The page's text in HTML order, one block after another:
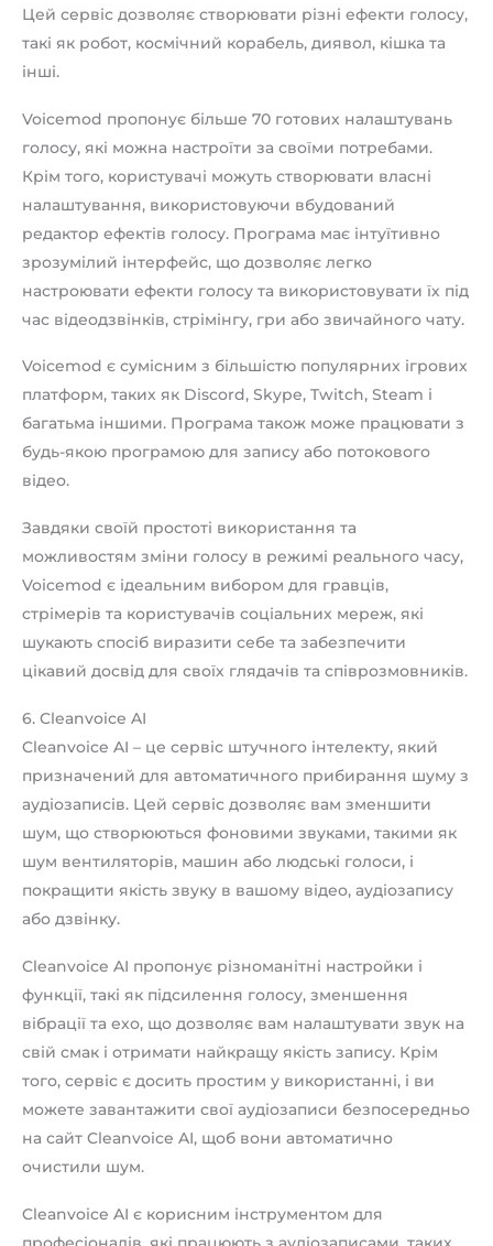
Цей сервіс дозволяє створювати різні ефекти голосу,
такі як робот, космічний корабель, диявол, кішка та
інші.
Voicemod пропонує більше 70 готових налаштувань
голосу, які можна настроїти за своїми потребами.
Крім того, користувачі можуть створювати власні
налаштування, використовуючи вбудований
редактор ефектів голосу. Програма має інтуїтивно
зрозумілий інтерфейс, що дозволяє легко
настроювати ефекти голосу та використовувати їх під
час відеодзвінків, стрімінгу, гри або звичайного чату.
Voicemod є сумісним з більшістю популярних ігрових
платформ, таких як Discord, Skype, Twitch, Steam і
багатьма іншими. Програма також може працювати з
будь-якою програмою для запису або потокового
відео.
Завдяки своїй простоті використання та
можливостям зміни голосу в режимі реального часу,
Voicemod є ідеальним вибором для гравців,
стрімерів та користувачів соціальних мереж, які
шукають спосіб виразити себе та забезпечити
цікавий досвід для своїх глядачів та співрозмовників.
6. Cleanvoice AI
Cleanvoice AI – це сервіс штучного інтелекту, який
призначений для автоматичного прибирання шуму з
аудіозаписів. Цей сервіс дозволяє вам зменшити
шум, що створюються фоновими звуками, такими як
шум вентиляторів, машин або людські голоси, і
покращити якість звуку в вашому відео, аудіозапису
або дзвінку.
Cleanvoice AI пропонує різноманітні настройки і
функції, такі як підсилення голосу, зменшення
вібрації та ехо, що дозволяє вам налаштувати звук на
свій смак і отримати найкращу якість запису. Крім
того, сервіс є досить простим у використанні, і ви
можете завантажити свої аудіозаписи безпосередньо
на сайт Cleanvoice AI, щоб вони автоматично
очистили шум.
Cleanvoice AI є корисним інструментом для